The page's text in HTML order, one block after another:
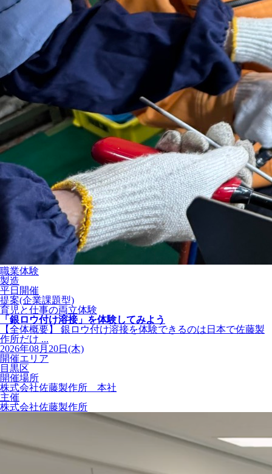
職業体験
製造
平日開催
提案(企業課題型)
育児と仕事の両立体験
「銀ロウ付け溶接」を体験してみよう
【全体概要】 銀ロウ付け溶接を体験できるのは日本で佐藤製
作所だけ ...
2026年08月20日(木)
開催エリア
目黒区
開催場所
株式会社佐藤製作所 本社
主催
株式会社佐藤製作所